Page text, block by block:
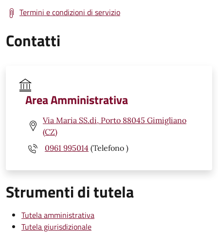
Termini e condizioni di servizio
Contatti
Area Amministrativa
Via Maria SS.di, Porto 88045 Gimigliano
(CZ)
0961 995014 (Telefono )
Strumenti di tutela
Tutela amministrativa
Tutela giurisdizionale